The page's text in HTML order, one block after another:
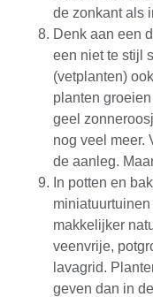
de zonkant als
Denk aan een
een niet te stijl
(vetplanten)
planten
geel
nog veel meer.
de aanleg.
In potten en
makkelijker
veenvrije,
lavagrid.
geven dan in